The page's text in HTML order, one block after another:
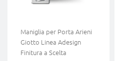
Maniglia per Porta Arieni
Giotto Linea Adesign
Finitura a Scelta